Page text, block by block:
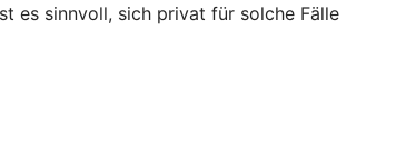
es sinnvoll, sich privat für solche Fälle